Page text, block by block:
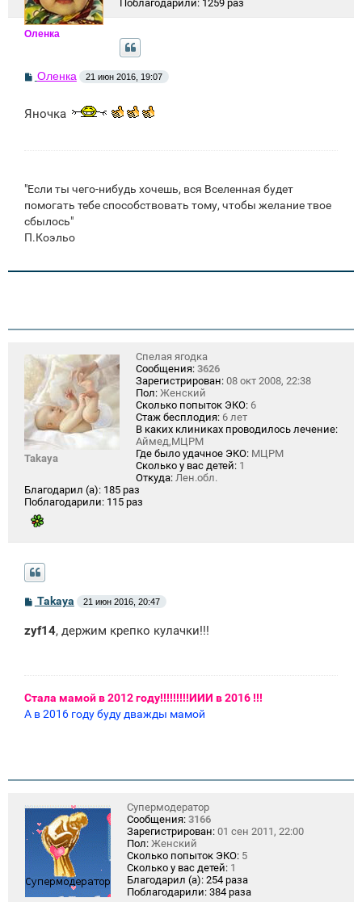
Оленка
Поблагодарили: 1259 раз
С
щ
Оленка 21 июн 2016, 19:07
Яночка
"Если ты чего-нибудь хочешь, вся Вселенная будет
помогать тебе способствовать тому, чтобы желание твое
сбылось"
П.Коэльо
Takaya
Спелая ягодка
Сообщения: 3626
Зарегистрирован: 08 окт 2008, 22:38
Пол: Женский
Сколько попыток ЭКО: 6
Стаж бесплодия: 6 лет
В каких клиниках проводилось лечение:
Аймед,МЦРМ
Где было удачное ЭКО: МЦРМ
Сколько у вас детей: 1
Откуда: Лен.обл.
Благодарил (а): 185 раз
Поблагодарили: 115 раз
С
о
б
Takaya 21 июн 2016, 20:47
zyf14, держим крепко кулачки!!!
Стала мамой в 2012 году!!!!!!!!!ИИИ в 2016 !!!
А в 2016 году буду дважды мамой
Супермодератор
Сообщения: 3166
Зарегистрирован: 01 сен 2011, 22:00
Пол: Женский
Сколько попыток ЭКО: 5
Сколько у вас детей: 1
Благодарил (а): 254 раза
Поблагодарили: 384 раза